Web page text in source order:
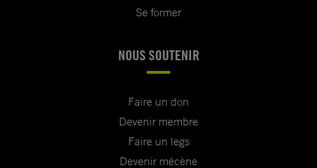
Se former
NOUS SOUTENIR
Faire un don
Devenir membre
Faire un legs
Devenir mécène